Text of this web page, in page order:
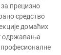
прецизно
средство
домаћих
одржавања